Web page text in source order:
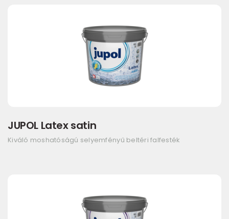
JUPOL Latex satin
Kiváló moshatóságú selyemfényű beltéri falfesték